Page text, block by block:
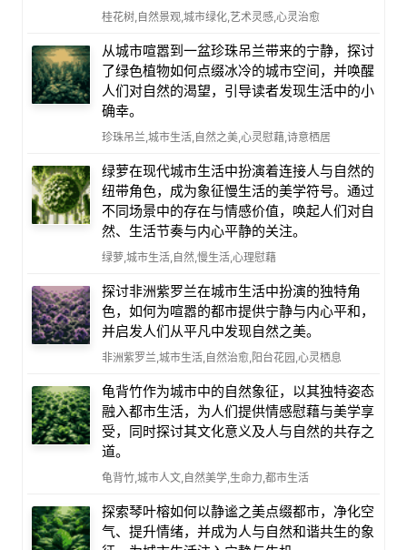
桂花树,自然景观,城市绿化,艺术灵感,心灵治愈
从城市喧嚣到一盆珍珠吊兰带来的宁静，探讨
了绿色植物如何点缀冰冷的城市空间，并唤醒
人们对自然的渴望，引导读者发现生活中的小
确幸。
珍珠吊兰,城市生活,自然之美,心灵慰藉,诗意栖居
绿萝在现代城市生活中扮演着连接人与自然的
纽带角色，成为象征慢生活的美学符号。通过
不同场景中的存在与情感价值，唤起人们对自
然、生活节奏与内心平静的关注。
绿萝,城市生活,自然,慢生活,心理慰藉
探讨非洲紫罗兰在城市生活中扮演的独特角
色，如何为喧嚣的都市提供宁静与内心平和，
并启发人们从平凡中发现自然之美。
非洲紫罗兰,城市生活,自然治愈,阳台花园,心灵栖息
龟背竹作为城市中的自然象征，以其独特姿态
融入都市生活，为人们提供情感慰藉与美学享
受，同时探讨其文化意义及人与自然的共存之
道。
龟背竹,城市人文,自然美学,生命力,都市生活
探索琴叶榕如何以静谧之美点缀都市，净化空
气、提升情绪，并成为人与自然和谐共生的象